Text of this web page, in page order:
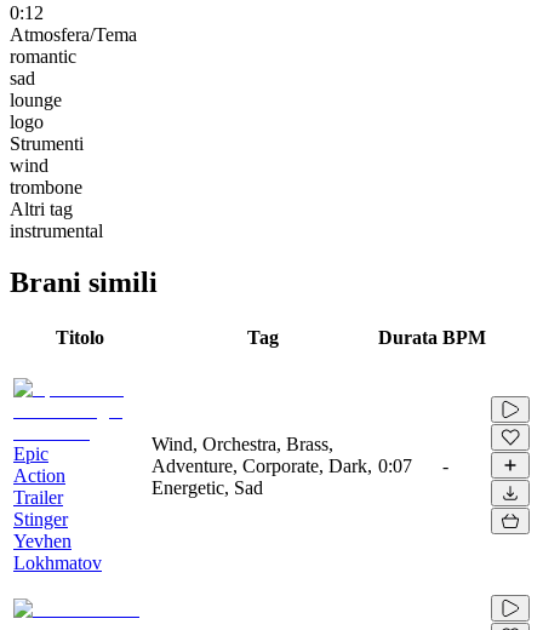
0:12
Atmosfera/Tema
romantic
sad
lounge
logo
Strumenti
wind
trombone
Altri tag
instrumental
Brani simili
Titolo Tag Durata BPM
Epic
Action
Trailer
Stinger
Yevhen
Lokhmatov
Wind, Orchestra, Brass,
Adventure, Corporate, Dark,
Energetic, Sad
0:07 -